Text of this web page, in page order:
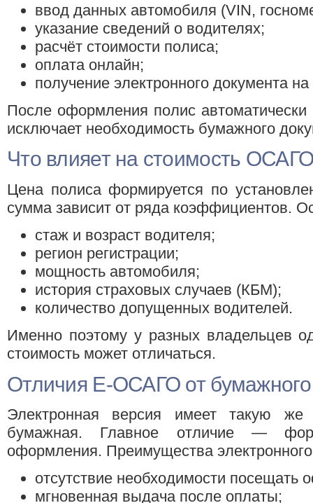
ввод данных автомобиля (VIN,
указание сведений о водителях;
расчёт стоимости полиса;
оплата онлайн;
получение электронного документа на
После оформления полис
исключает необходимость бумажного
Что влияет на стоимость
Цена полиса формируется по
сумма зависит от ряда коэффициентов.
стаж и возраст водителя;
регион регистрации;
мощность автомобиля;
история страховых случаев (КБМ);
количество допущенных водителей.
Именно поэтому у разных владельцев
стоимость может отличаться.
Отличия E-ОСАГО от
Электронная версия имеет такую
бумажная. Главное отличие —
оформления. Преимущества
отсутствие необходимости посещать
мгновенная выдача после оплаты;